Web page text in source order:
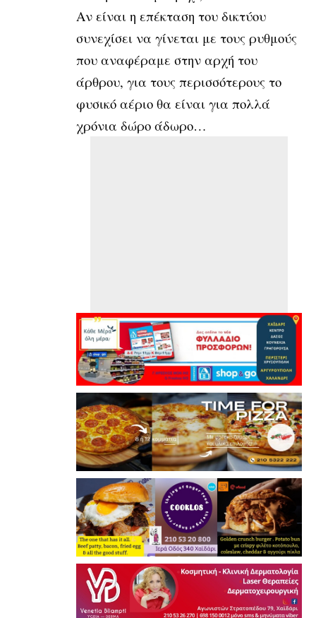
Αν είναι η επέκταση του δικτύου
συνεχίσει να γίνεται με τους ρυθμούς
που αναφέραμε στην αρχή του
άρθρου, για τους περισσότερους το
φυσικό αέριο θα είναι για πολλά
χρόνια δώρο άδωρο…